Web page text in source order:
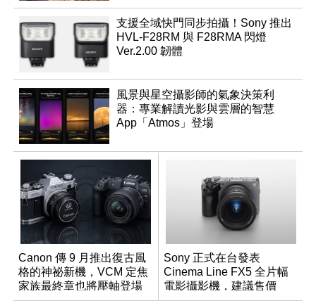
支援全域快門同步拍攝！Sony 推出
HVL-F28RM 與 F28RMA 閃燈
Ver.2.00 韌體
風景與星空攝影師的氣象決策利
器：專業解讀光影與雲層的智慧
App「Atmos」登場
Canon 傳 9 月推出復古風
格的神祕新機，VCM 定焦
家族最終章也將壓軸登場
Sony 正式在台發表
Cinema Line FX5 全片幅
電影攝影機，建議售價
NT$144,980